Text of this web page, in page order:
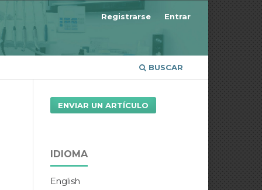
BUSCAR
Registrarse Entrar
ENVIAR UN ARTÍCULO
IDIOMA
English